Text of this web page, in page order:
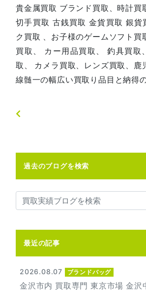
貴金属買取 ブランド買取、時計買
切手買取 古銭買取 金貨買取 銀貨
ク買取 、お子様のゲームソフト買
買取、 カー用品買取、 釣具買取
取、 カメラ買取、レンズ買取、鹿
線髄一の幅広い買取り品目と納得
過去のブログを検索
最近の記事
2026.08.07 ブランドバッグ
金沢市内 買取専門 東京市場 金沢